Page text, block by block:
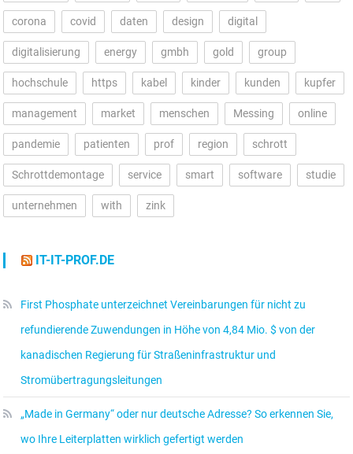
corona covid daten design digital
digitalisierung energy gmbh gold group
hochschule https kabel kinder kunden kupfer
management market menschen Messing online
pandemie patienten prof region schrott
Schrottdemontage service smart software studie
unternehmen with zink
IT-IT-PROF.DE
First Phosphate unterzeichnet Vereinbarungen für nicht zu
refundierende Zuwendungen in Höhe von 4,84 Mio. $ von der
kanadischen Regierung für Straßeninfrastruktur und
Stromübertragungsleitungen
„Made in Germany“ oder nur deutsche Adresse? So erkennen Sie,
wo Ihre Leiterplatten wirklich gefertigt werden